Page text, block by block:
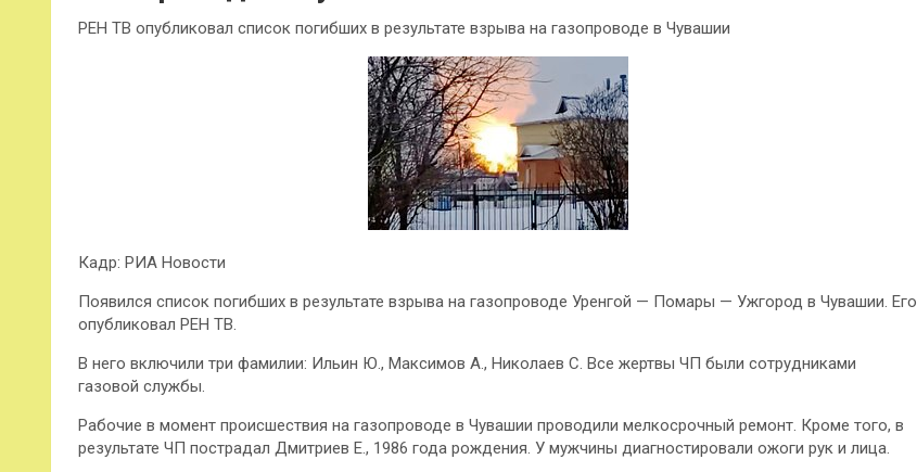
РЕН ТВ опубликовал список погибших в результате взрыва на газопроводе в Чувашии
Кадр: РИА Новости
Появился список погибших в результате взрыва на газопроводе Уренгой — Помары — Ужгород в Чувашии. Его
опубликовал РЕН ТВ.
В него включили три фамилии: Ильин Ю., Максимов А., Николаев С. Все жертвы ЧП были сотрудниками
газовой службы.
Рабочие в момент происшествия на газопроводе в Чувашии проводили мелкосрочный ремонт. Кроме того, в
результате ЧП пострадал Дмитриев Е., 1986 года рождения. У мужчины диагностировали ожоги рук и лица.